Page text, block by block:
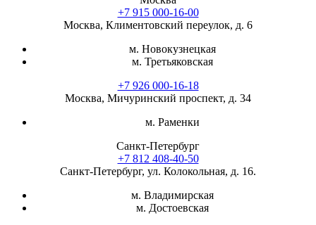
+7 915 000-16-00
Москва, Климентовский переулок, д. 6
м. Новокузнецкая
м. Третьяковская
+7 926 000-16-18
Москва, Мичуринский проспект, д. 34
м. Раменки
Санкт-Петербург
+7 812 408-40-50
Санкт-Петербург, ул. Колокольная, д. 16.
м. Владимирская
м. Достоевская